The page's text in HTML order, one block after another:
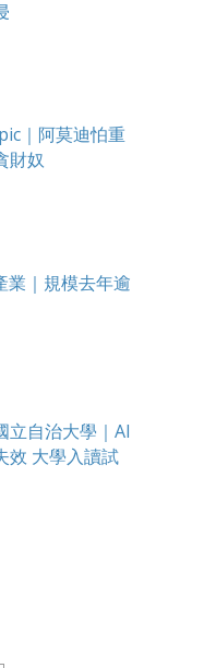
｜阿莫迪怕重
財奴
業｜規模去年逾
立自治大學｜AI
效 大學入讀試